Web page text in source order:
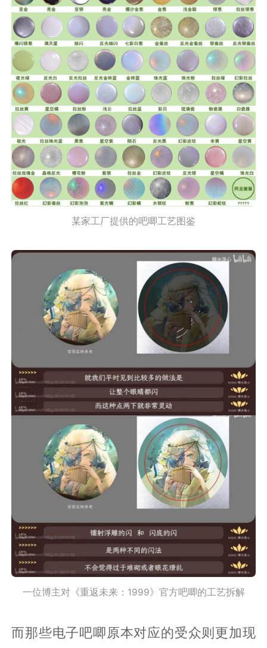
某家工厂提供的吧唧工艺图鉴
一位博主对《重返未来：1999》官方吧唧的工艺拆解
而那些电子吧唧原本对应的受众则更加现